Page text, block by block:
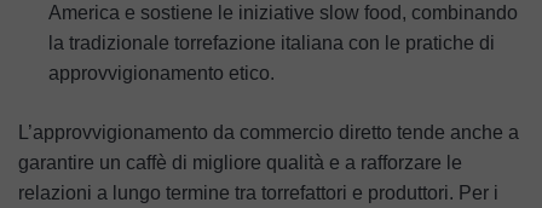
America e sostiene le iniziative slow food, combinando
la tradizionale torrefazione italiana con le pratiche di
approvvigionamento etico.
L’approvvigionamento da commercio diretto tende anche a
garantire un caffè di migliore qualità e a rafforzare le
relazioni a lungo termine tra torrefattori e produttori. Per i